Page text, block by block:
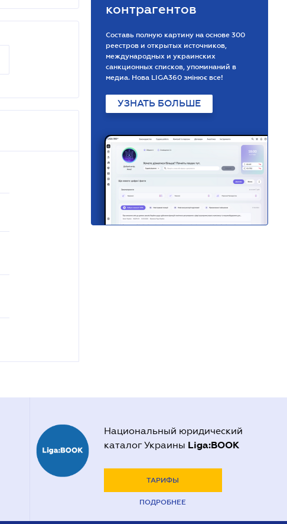
контрагентов
Составь полную картину на основе 300
реестров и открытых источников,
международных и украинских
санкционных списков, упоминаний в
медиа. Нова LIGA360 змінює все!
УЗНАТЬ БОЛЬШЕ
Национальный юридический
каталог Украины Liga:BOOK
ТАРИФЫ
ПОДРОБНЕЕ